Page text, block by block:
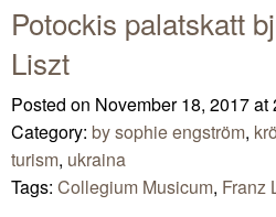
Potockis palatskatt
Liszt
Posted on November 18, 2017 at
Category: by sophie engström,
turism, ukraina
Tags: Collegium Musicum, Franz